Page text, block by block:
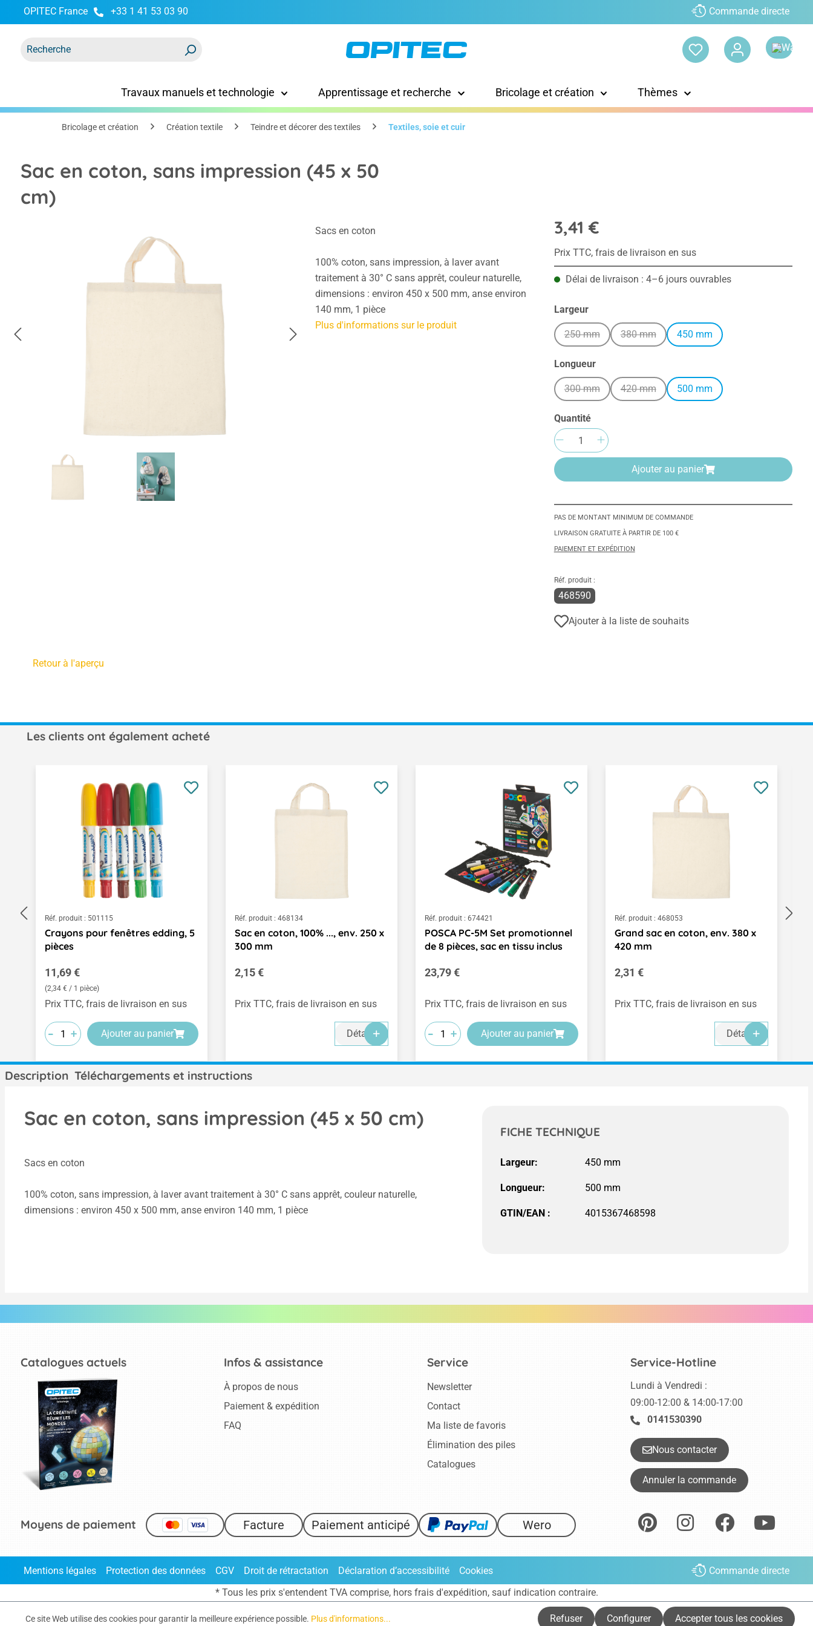
Passer à la navigation principale
OPITEC France +33 1 41 53 03 90 Commande directe
Travaux manuels et technologie Apprentissage et recherche Bricolage et création Thèmes
Bricolage et création Création textile Teindre et décorer des textiles Textiles, soie et cuir
Sac en coton, sans impression (45 x 50
cm)
Sacs en coton
100% coton, sans impression, à laver avant
traitement à 30° C sans apprêt, couleur naturelle,
dimensions : environ 450 x 500 mm, anse environ
140 mm, 1 pièce
Plus d'informations sur le produit
3,41 €
Prix TTC, frais de livraison en sus
Délai de livraison : 4–6 jours ouvrables
Sélectionnez
Largeur
250 mm(Cette option n'est pas disponible pour le moment.)
380 mm(Cette option n'est pas disponible pour le
450 mm
Sélectionnez
Longueur
300 mm(Cette option n'est pas disponible pour le moment.)
420 mm(Cette option n'est pas disponible pour le
500 mm
Quantité
Quantité de produit : Entrez la
Ajouter au panier
PAS DE MONTANT MINIMUM DE COMMANDE
LIVRAISON GRATUITE À PARTIR DE 100 €
PAIEMENT ET EXPÉDITION
Réf. produit :
468590
Ajouter à la liste de souhaits
Retour à l'aperçu
Les clients ont également acheté
Réf. produit : 501115
Crayons pour fenêtres edding, 5
pièces
Prix régulier :
11,69 €
(2,34 € / 1 pièce)
Prix TTC, frais de livraison en sus
-
-
- +
+
+ Ajouter au panier
Réf. produit : 468134
Sac en coton, 100% ..., env. 250 x
300 mm
Prix régulier :
2,15 €
Prix TTC, frais de livraison en sus
Détails
Réf. produit : 674421
POSCA PC-5M Set promotionnel
de 8 pièces, sac en tissu inclus
Prix régulier :
23,79 €
Prix TTC, frais de livraison en sus
-
-
- +
+
+ Ajouter au panier
Réf. produit : 468053
Grand sac en coton, env. 380 x
420 mm
Prix régulier :
2,31 €
Prix TTC, frais de livraison en sus
Détails
Description Téléchargements et instructions
Sac en coton, sans impression (45 x 50 cm)
Sacs en coton
100% coton, sans impression, à laver avant traitement à 30° C sans apprêt, couleur naturelle,
dimensions : environ 450 x 500 mm, anse environ 140 mm, 1 pièce
FICHE TECHNIQUE
Largeur: 450 mm
Longueur: 500 mm
GTIN/EAN : 4015367468598
Catalogues actuels Service-Hotline
Lundi à Vendredi :
09:00-12:00 & 14:00-17:00
0141530390
Nous contacter
Annuler la commande
Infos & assistance
À propos de nous
Paiement & expédition
FAQ
Service
Newsletter
Contact
Ma liste de favoris
Élimination des piles
Catalogues
Moyens de paiement Facture Paiement anticipé Wero
Mentions légales Protection des données CGV Droit de rétractation Déclaration d’accessibilité Cookies
Commande directe
* Tous les prix s'entendent TVA comprise, hors frais d'expédition, sauf indication contraire.
Ce site Web utilise des cookies pour garantir la meilleure expérience possible. Plus d'informations... Refuser Configurer Accepter tous les cookies